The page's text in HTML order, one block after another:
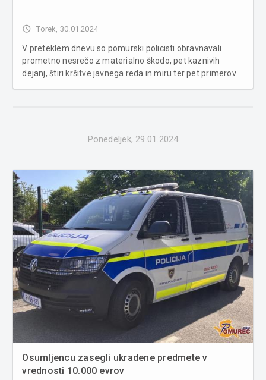
access_time Torek, 30.01.2024
V preteklem dnevu so pomurski policisti obravnavali
prometno nesrečo z materialno škodo, pet kaznivih
dejanj, štiri kršitve javnega reda in miru ter pet primerov
Ponedeljek, 29.01.2024
Osumljencu zasegli ukradene predmete v
vrednosti 10.000 evrov